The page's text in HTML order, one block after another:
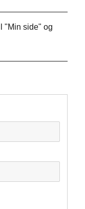
"Min side" og